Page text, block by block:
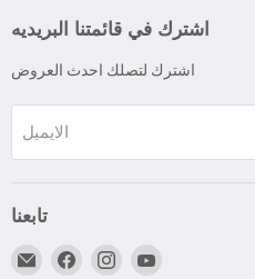
اشترك في قائمتنا البريديه
الايميل
تابعنا
اعثر
اعثر
اعثر